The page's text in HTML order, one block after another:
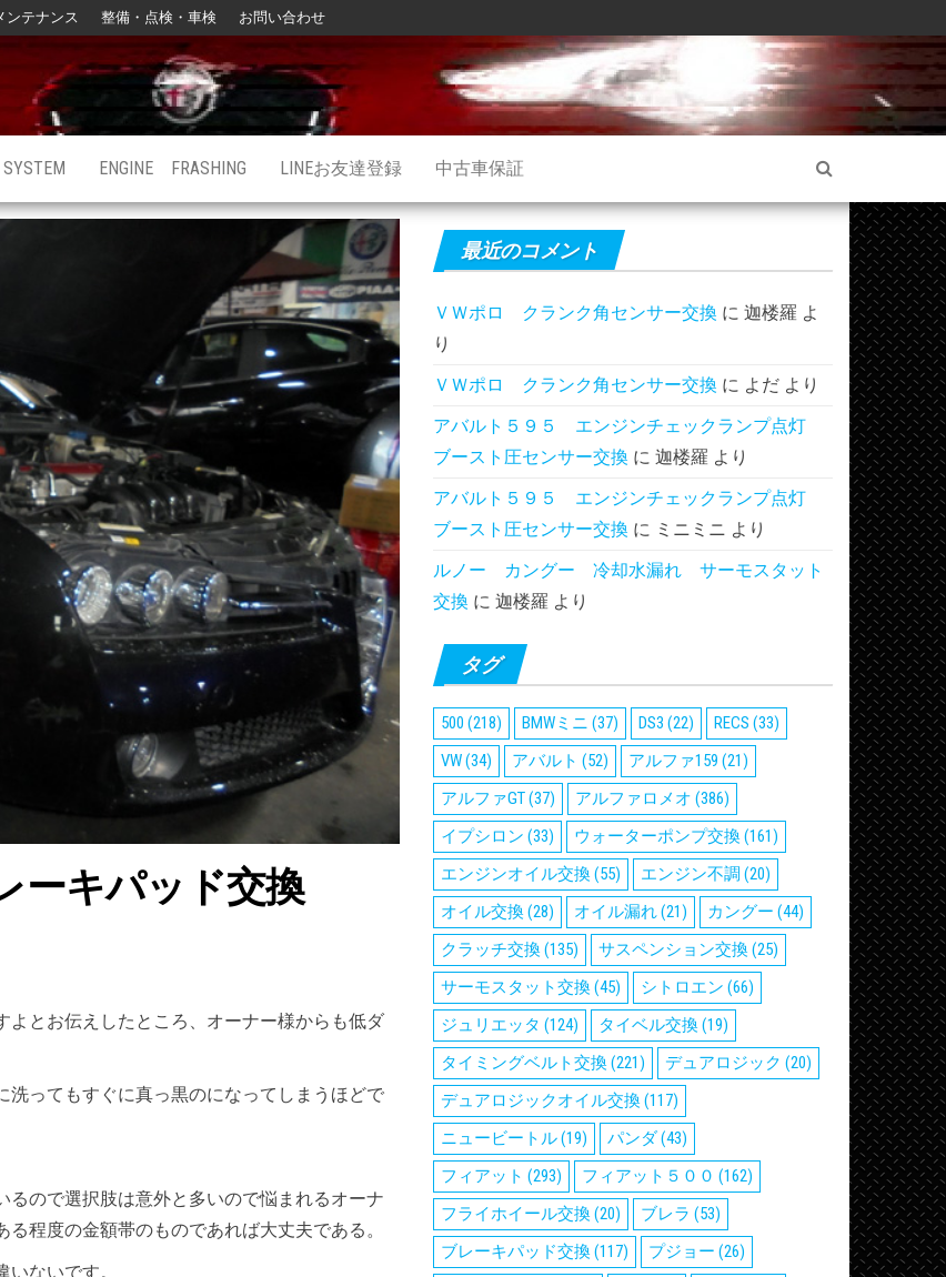
ンテナンス 整備・点検・車検 お問い合わせ
SYSTEM ENGINE FRASHING LINEお友達登録 中古車保証
ーキパッド交換
とお伝えしたところ、オーナー様からも低ダ
ってもすぐに真っ黒のになってしまうほどで
ので選択肢は意外と多いので悩まれるオーナ
程度の金額帯のものであれば大丈夫である。
ないです。
最近のコメント
ＶＷポロ クランク角センサー交換 に 迦楼羅 よ
り
ＶＷポロ クランク角センサー交換 に よだ より
アバルト５９５ エンジンチェックランプ点灯
ブースト圧センサー交換 に 迦楼羅 より
アバルト５９５ エンジンチェックランプ点灯
ブースト圧センサー交換 に ミニミニ より
ルノー カングー 冷却水漏れ サーモスタット
交換 に 迦楼羅 より
タグ
500 (218) BMWミニ (37) DS3 (22) RECS (33)
VW(34) アバルト (52) アルファ159 (21)
アルファGT(37) アルファロメオ (386)
イプシロン (33) ウォーターポンプ交換(161)
エンジンオイル交換(55) エンジン不調 (20)
オイル交換(28) オイル漏れ(21) カングー (44)
クラッチ交換(135) サスペンション交換(25)
サーモスタット交換(45) シトロエン (66)
ジュリエッタ (124) タイベル交換(19)
タイミングベルト交換(221) デュアロジック (20)
デュアロジックオイル交換(117)
ニュービートル(19) パンダ(43)
フィアット (293) フィアット５００ (162)
フライホイール交換(20) ブレラ (53)
ブレーキパッド交換(117) プジョー (26)